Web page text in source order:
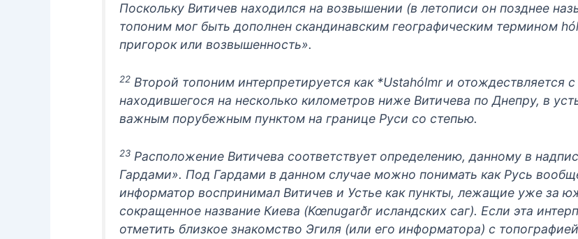
Поскольку Витичев находился на возвышении (в летописи он позднее
топоним мог быть дополнен скандинавским географическим термином
пригорок или возвышенность».
22 Второй топоним интерпретируется как *Ustahólmr и отождествляется
находившегося на несколько километров ниже Витичева по Днепру, в
важным порубежным пунктом на границе Руси со степью.
23 Расположение Витичева соответствует определению, данному в
Гардами». Под Гардами в данном случае можно понимать как Русь
информатор воспринимал Витичев и Устье как пункты, лежащие уже за
сокращенное название Киева (Kœnugarðr исландских саг). Если эта
отметить близкое знакомство Эгиля (или его информатора) с